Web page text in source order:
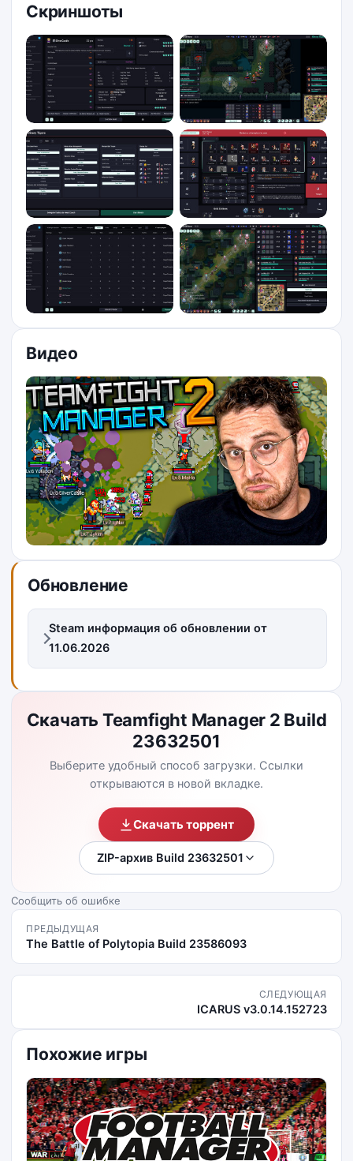
Скриншоты
Видео
Обновление
Steam информация об обновлении от
11.06.2026
Скачать Teamfight Manager 2 Build
23632501
Выберите удобный способ загрузки. Ссылки
открываются в новой вкладке.
Скачать торрент
ZIP-архив Build 23632501
Сообщить об ошибке
ПРЕДЫДУЩАЯ
The Battle of Polytopia Build 23586093
СЛЕДУЮЩАЯ
ICARUS v3.0.14.152723
Похожие игры